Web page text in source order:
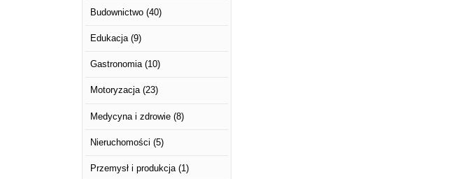
Budownictwo (40)
Edukacja (9)
Gastronomia (10)
Motoryzacja (23)
Medycyna i zdrowie (8)
Nieruchomości (5)
Przemysł i produkcja (1)